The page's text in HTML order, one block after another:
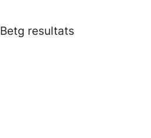
Betg resultats